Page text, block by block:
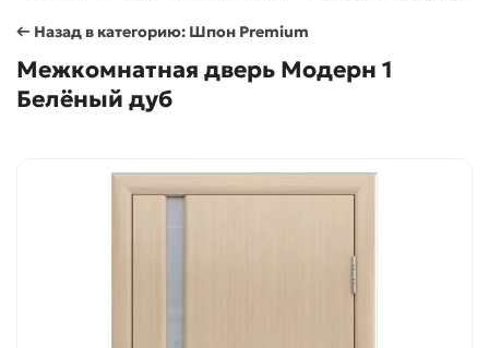
← Назад в категорию: Шпон Premium
Межкомнатная дверь Модерн 1
Белёный дуб